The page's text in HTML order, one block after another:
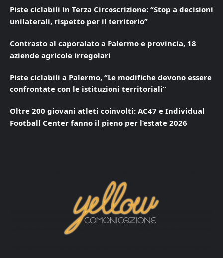
Piste ciclabili in Terza Circoscrizione: “Stop a decisioni
unilaterali, rispetto per il territorio”
Contrasto al caporalato a Palermo e provincia, 18
aziende agricole irregolari
Piste ciclabili a Palermo, “Le modifiche devono essere
confrontate con le istituzioni territoriali”
Oltre 200 giovani atleti coinvolti: AC47 e Individual
Football Center fanno il pieno per l’estate 2026